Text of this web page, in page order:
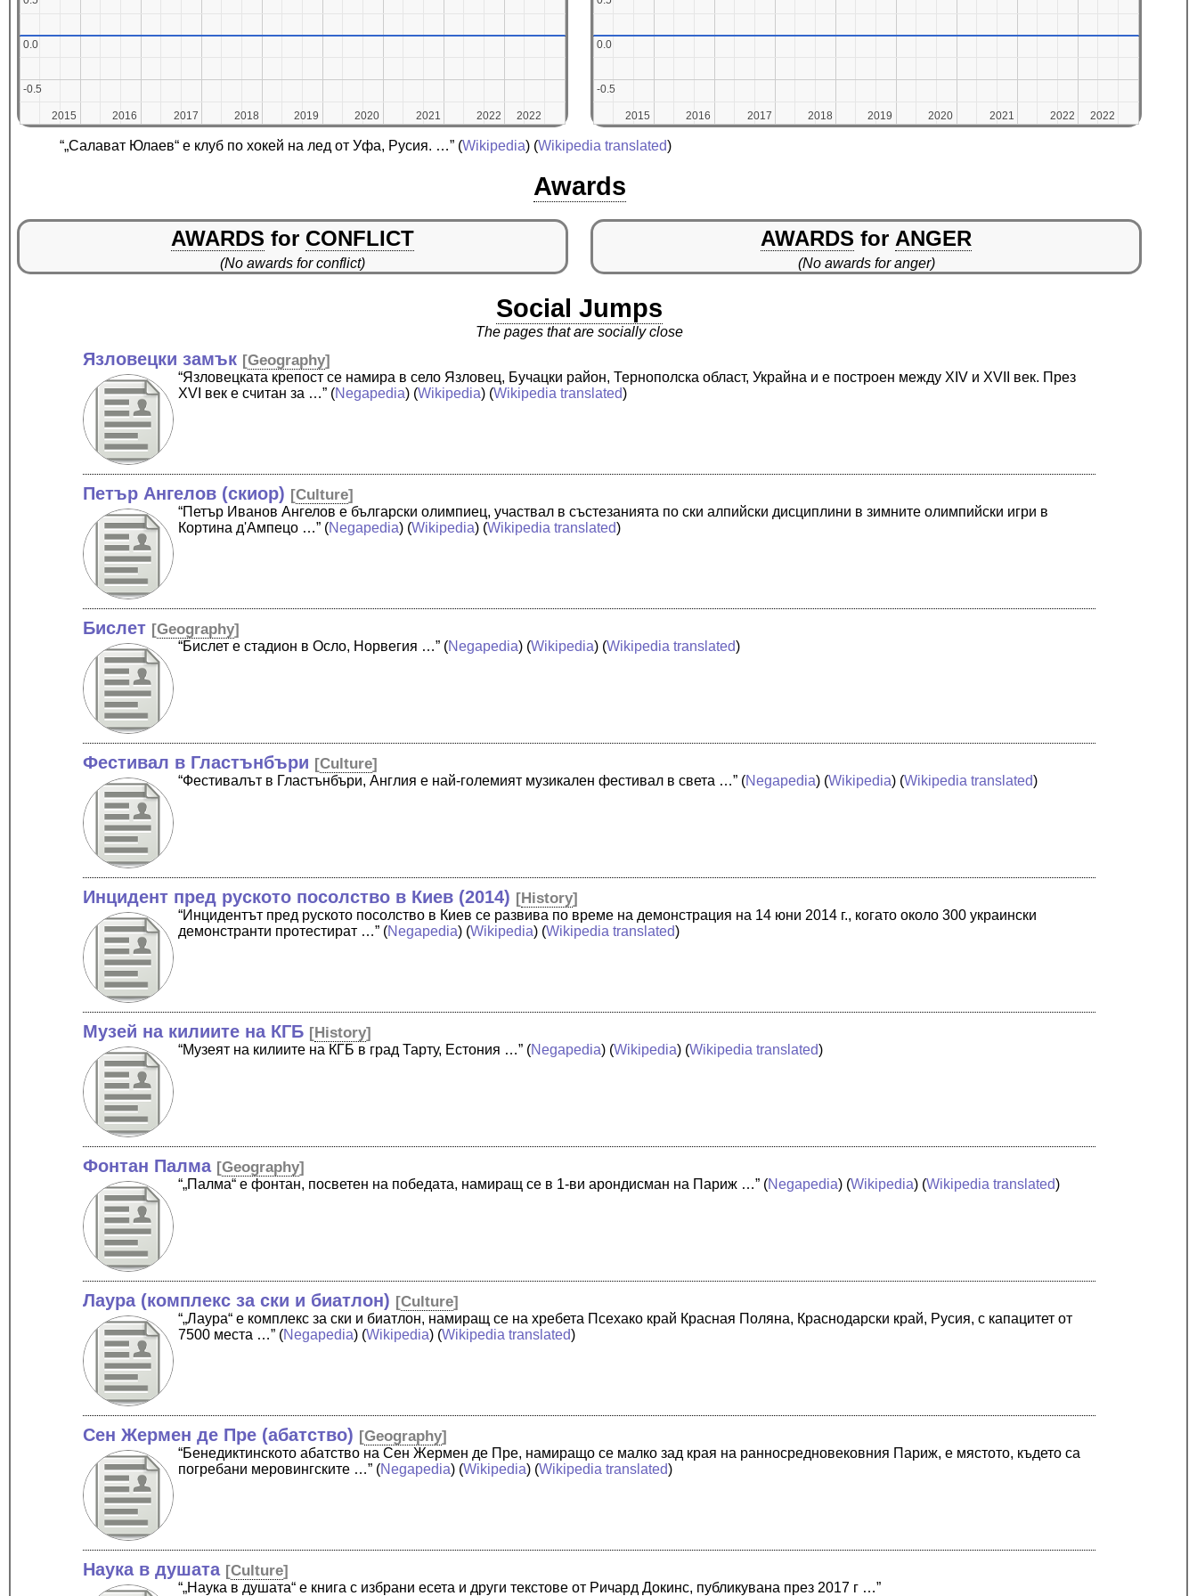
2015
2015 2016
2016 2017
2017 2018
2018 2019
2019 2020
2020 2021
2021 2022
2022 2022
2022
-0.5
-0.5
0.0
0.0
2015
2015 2016
2016 2017
2017 2018
2018 2019
2019 2020
2020 2021
2021 2022
2022 2022
2022
-0.5
-0.5
0.0
0.0
“„Салават Юлаев“ е клуб по хокей на лед от Уфа, Русия. …” (Wikipedia) (Wikipedia translated)
Awards
AWARDS for CONFLICT
(No awards for conflict)
AWARDS for ANGER
(No awards for anger)
Social Jumps
The pages that are socially close
Язловецки замък [Geography]
“Язловецката крепост се намира в село Язловец, Бучацки район, Тернополска област, Украйна и е построен между XIV и XVII век. През
XVI век е считан за …” (Negapedia) (Wikipedia) (Wikipedia translated)
Петър Ангелов (скиор) [Culture]
“Петър Иванов Ангелов е български олимпиец, участвал в състезанията по ски алпийски дисциплини в зимните олимпийски игри в
Кортина д'Ампецо …” (Negapedia) (Wikipedia) (Wikipedia translated)
Бислет [Geography]
“Бислет е стадион в Осло, Норвегия …” (Negapedia) (Wikipedia) (Wikipedia translated)
Фестивал в Гластънбъри [Culture]
“Фестивалът в Гластънбъри, Англия е най-големият музикален фестивал в света …” (Negapedia) (Wikipedia) (Wikipedia translated)
Инцидент пред руското посолство в Киев (2014) [History]
“Инцидентът пред руското посолство в Киев се развива по време на демонстрация на 14 юни 2014 г., когато около 300 украински
демонстранти протестират …” (Negapedia) (Wikipedia) (Wikipedia translated)
Музей на килиите на КГБ [History]
“Музеят на килиите на КГБ в град Тарту, Естония …” (Negapedia) (Wikipedia) (Wikipedia translated)
Фонтан Палма [Geography]
“„Палма“ е фонтан, посветен на победата, намиращ се в 1-ви арондисман на Париж …” (Negapedia) (Wikipedia) (Wikipedia translated)
Лаура (комплекс за ски и биатлон) [Culture]
“„Лаура“ е комплекс за ски и биатлон, намиращ се на хребета Псехако край Красная Поляна, Краснодарски край, Русия, с капацитет от
7500 места …” (Negapedia) (Wikipedia) (Wikipedia translated)
Сен Жермен де Пре (абатство) [Geography]
“Бенедиктинското абатство на Сен Жермен де Пре, намиращо се малко зад края на ранносредновековния Париж, е мястото, където са
погребани меровингските …” (Negapedia) (Wikipedia) (Wikipedia translated)
Наука в душата [Culture]
“„Наука в душата“ е книга с избрани есета и други текстове от Ричард Докинс, публикувана през 2017 г …”